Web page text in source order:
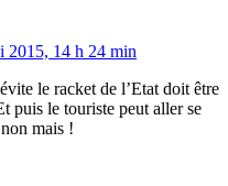
2015, 14 h 24 min
le racket de l’Etat doit être
puis le touriste peut aller se
mais !